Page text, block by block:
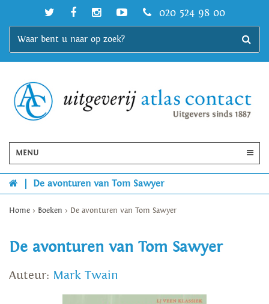
020 524 98 00
MENU
De avonturen van Tom Sawyer
Home > Boeken > De avonturen van Tom Sawyer
De avonturen van Tom Sawyer
Auteur: Mark Twain